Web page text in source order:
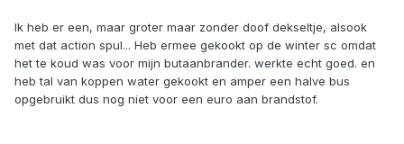
Ik heb er een, maar groter maar zonder doof dekseltje, alsook
met dat action spul... Heb ermee gekookt op de winter sc omdat
het te koud was voor mijn butaanbrander. werkte echt goed. en
heb tal van koppen water gekookt en amper een halve bus
opgebruikt dus nog niet voor een euro aan brandstof.